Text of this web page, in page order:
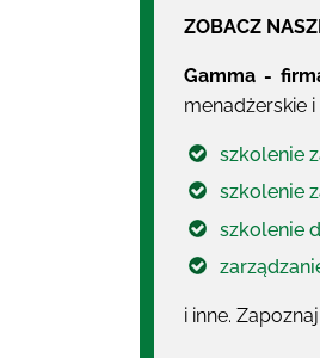
ZOBACZ
Gamma -
menadżerskie
szkolenie
szkolenie
szkolenie
i inne.